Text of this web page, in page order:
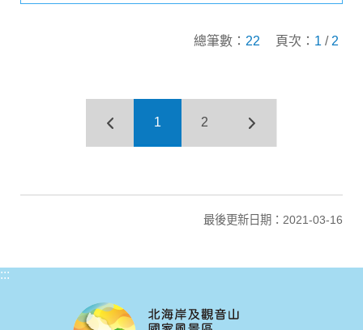
總筆數： 22 頁次： 1 / 2
1 2
最後更新日期：2021-03-16
:::